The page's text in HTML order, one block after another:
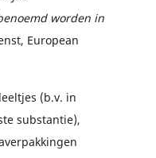
worden in
European
(b.v. in
substantie),